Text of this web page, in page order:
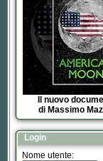
Il nuovo
di Massimo
Login
Nome utente: